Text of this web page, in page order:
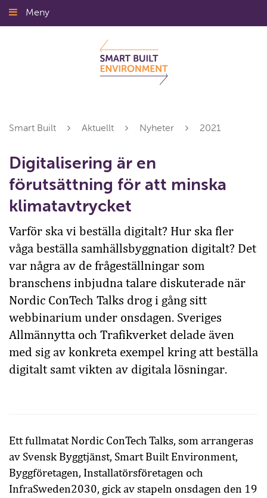
Gå
till
Meny
Smart Built Aktuellt Nyheter 2021
Digitalisering är en
förutsättning för att minska
klimatavtrycket
Varför ska vi beställa digitalt? Hur ska fler
våga beställa samhällsbyggnation digitalt? Det
var några av de frågeställningar som
branschens inbjudna talare diskuterade när
Nordic ConTech Talks drog i gång sitt
webbinarium under onsdagen. Sveriges
Allmännytta och Trafikverket delade även
med sig av konkreta exempel kring att beställa
digitalt samt vikten av digitala lösningar.
Ett fullmatat Nordic ConTech Talks, som arrangeras
av Svensk Byggtjänst, Smart Built Environment,
Byggföretagen, Installatörsföretagen och
InfraSweden2030, gick av stapeln onsdagen den 19